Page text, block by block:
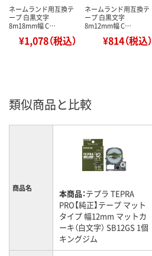
ネームランド用互換テ
ープ 白黒文字
8m18mm幅 C…
¥1,078（税込）
ネームランド用互換テ
ープ 白黒文字
8m12mm幅 C…
¥814（税込）
類似商品と比較
商品名 本商品：テプラ TEPRA
PRO【純正】テープ マット
タイプ 幅12mm マットカ
ーキ（白文字） SB12GS 1個
キングジム